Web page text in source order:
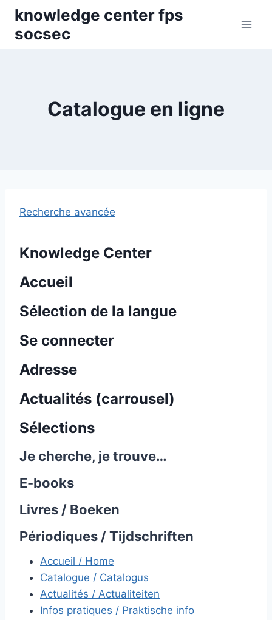
Skip
content
knowledge center fps
socsec
Catalogue en ligne
Recherche avancée
Knowledge Center
Accueil
Sélection de la langue
Se connecter
Adresse
Actualités (carrousel)
Sélections
Je cherche, je trouve…
E-books
Livres / Boeken
Périodiques / Tijdschriften
Accueil / Home
Catalogue / Catalogus
Actualités / Actualiteiten
Infos pratiques / Praktische info